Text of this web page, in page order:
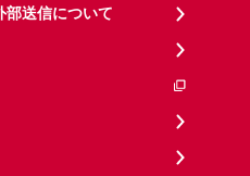
部送信について